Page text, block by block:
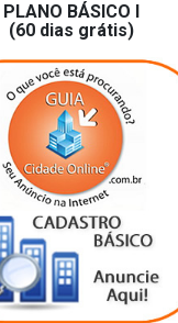
PLANO BÁSICO I
(60 dias grátis)